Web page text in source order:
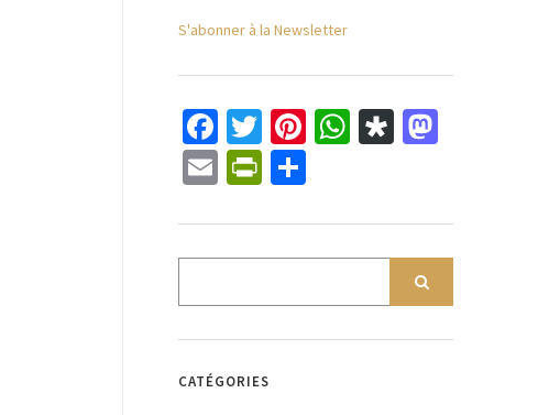
S'abonner à la Newsletter
Facebook
Twitter
Pinterest
WhatsApp
Diaspora
EmailPrintFriendly
CATÉGORIES